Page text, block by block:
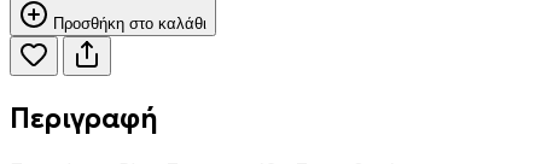
Προσθήκη στο καλάθι
Περιγραφή